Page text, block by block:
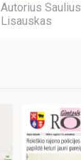
Autorius Saulius
Lisauskas